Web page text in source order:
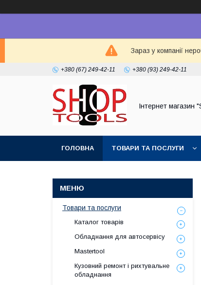
Зараз у компанії
+380 (67) 249-42-11 +380 (93) 249-42-11
Інтернет магазин
ГОЛОВНА ТОВАРИ ТА ПОСЛУГИ
Товари та послуги
Каталог товарів
Обладнання для автосервісу
Mastertool
Кузовний ремонт і рихтувальне
обладнання